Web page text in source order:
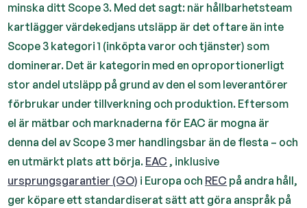
minska ditt Scope 3. Med det sagt: när hållbarhetsteam
kartlägger värdekedjans utsläpp är det oftare än inte
Scope 3 kategori 1 (inköpta varor och tjänster) som
dominerar. Det är kategorin med en oproportionerligt
stor andel utsläpp på grund av den el som leverantörer
förbrukar under tillverkning och produktion. Eftersom
el är mätbar och marknaderna för EAC är mogna är
denna del av Scope 3 mer handlingsbar än de flesta – och
en utmärkt plats att börja. EAC , inklusive
ursprungsgarantier (GO) i Europa och REC på andra håll,
ger köpare ett standardiserat sätt att göra anspråk på